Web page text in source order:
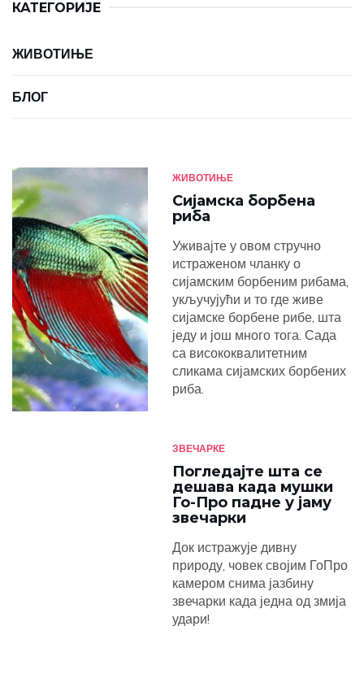
КАТЕГОРИЈЕ
ЖИВОТИЊЕ
БЛОГ
ЖИВОТИЊЕ
Сијамска борбена
риба
Уживајте у овом стручно
истраженом чланку о
сијамским борбеним рибама,
укључујући и то где живе
сијамске борбене рибе, шта
једу и још много тога. Сада
са висококвалитетним
сликама сијамских борбених
риба.
ЗВЕЧАРКЕ
Погледајте шта се
дешава када мушки
Го-Про падне у јаму
звечарки
Док истражује дивну
природу, човек својим ГоПро
камером снима јазбину
звечарки када једна од змија
удари!